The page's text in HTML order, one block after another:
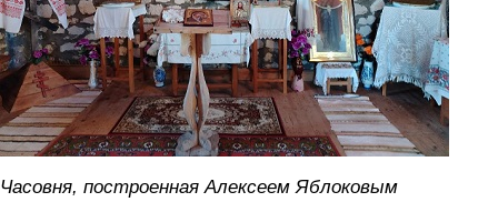
Часовня, построенная Алексеем Яблоковым